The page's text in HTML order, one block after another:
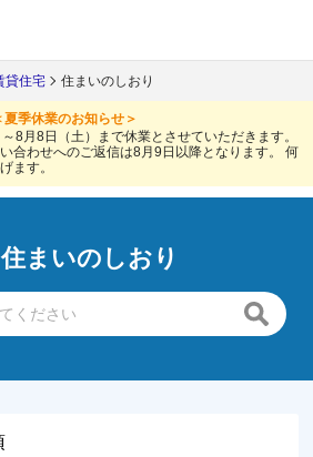
貸住宅 住まいのしおり
夏季休業のお知らせ＞
8月8日（土）まで休業とさせていただきます。
合わせへのご返信は8月9日以降となります。
何
ます。
住まいのしおり